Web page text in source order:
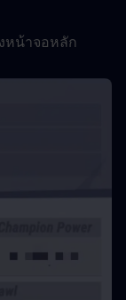
หน้าจอหลัก